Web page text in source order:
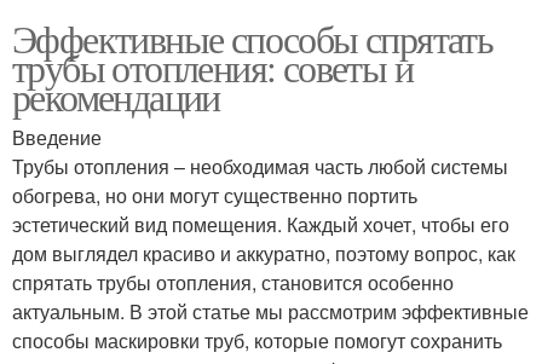
Эффективные способы спрятать
трубы отопления: советы и
рекомендации
Введение
Трубы отопления – необходимая часть любой системы
обогрева, но они могут существенно портить
эстетический вид помещения. Каждый хочет, чтобы его
дом выглядел красиво и аккуратно, поэтому вопрос, как
спрятать трубы отопления, становится особенно
актуальным. В этой статье мы рассмотрим эффективные
способы маскировки труб, которые помогут сохранить